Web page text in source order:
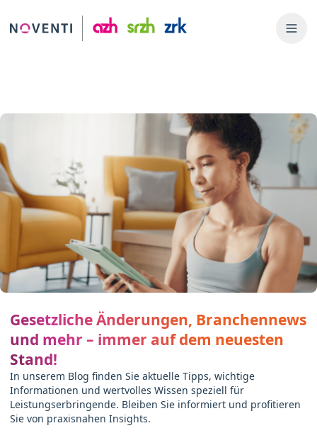
Gesetzliche Änderungen, Branchennews
und mehr – immer auf dem neuesten
Stand!
In unserem Blog finden Sie aktuelle Tipps, wichtige
Informationen und wertvolles Wissen speziell für
Leistungserbringende. Bleiben Sie informiert und profitieren
Sie von praxisnahen Insights.